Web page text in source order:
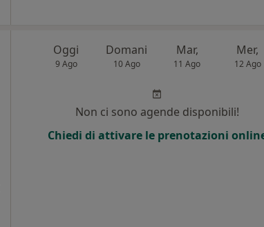
Oggi
9 Ago
Domani
10 Ago
Mar,
11 Ago
Mer,
12 Ago
Non ci sono agende disponibili!
Chiedi di attivare le prenotazioni